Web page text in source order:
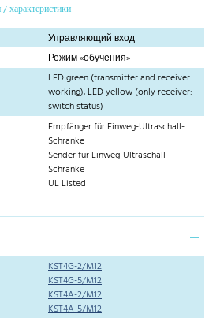
характеристики
Управляющий вход
Режим «обучения»
LED green (transmitter and receiver:
working), LED yellow (only receiver:
switch status)
Empfänger für Einweg-Ultraschall-
Schranke
Sender für Einweg-Ultraschall-
Schranke
UL Listed
KST4G-2/M12
KST4G-5/M12
KST4A-2/M12
KST4A-5/M12